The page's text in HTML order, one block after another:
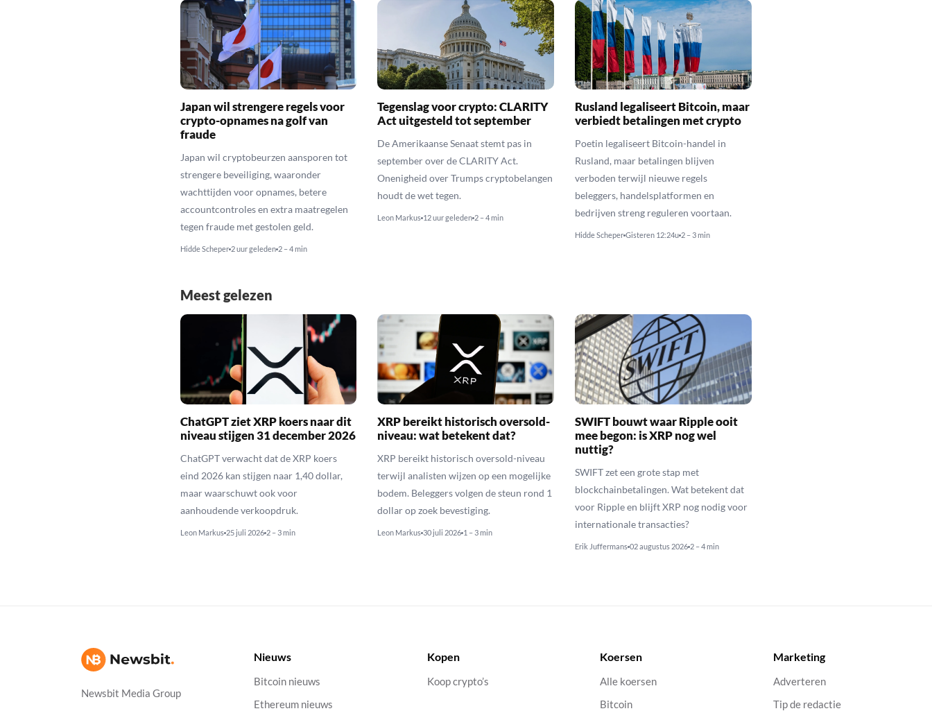
Japan wil strengere regels voor
crypto-opnames na golf van
fraude
Japan wil cryptobeurzen aansporen tot
strengere beveiliging, waaronder
wachttijden voor opnames, betere
accountcontroles en extra maatregelen
tegen fraude met gestolen geld.
Hidde Scheper 2 uur geleden 2 – 4 min
Tegenslag voor crypto: CLARITY
Act uitgesteld tot september
De Amerikaanse Senaat stemt pas in
september over de CLARITY Act.
Onenigheid over Trumps cryptobelangen
houdt de wet tegen.
Leon Markus 12 uur geleden 2 – 4 min
Rusland legaliseert Bitcoin, maar
verbiedt betalingen met crypto
Poetin legaliseert Bitcoin-handel in
Rusland, maar betalingen blijven
verboden terwijl nieuwe regels
beleggers, handelsplatformen en
bedrijven streng reguleren voortaan.
Hidde Scheper Gisteren 12:24u 2 – 3 min
Meest gelezen
ChatGPT ziet XRP koers naar dit
niveau stijgen 31 december 2026
ChatGPT verwacht dat de XRP koers
eind 2026 kan stijgen naar 1,40 dollar,
maar waarschuwt ook voor
aanhoudende verkoopdruk.
Leon Markus 25 juli 2026 2 – 3 min
XRP bereikt historisch oversold-
niveau: wat betekent dat?
XRP bereikt historisch oversold-niveau
terwijl analisten wijzen op een mogelijke
bodem. Beleggers volgen de steun rond 1
dollar op zoek bevestiging.
Leon Markus 30 juli 2026 1 – 3 min
SWIFT bouwt waar Ripple ooit
mee begon: is XRP nog wel
nuttig?
SWIFT zet een grote stap met
blockchainbetalingen. Wat betekent dat
voor Ripple en blijft XRP nog nodig voor
internationale transacties?
Erik Juffermans 02 augustus 2026 2 – 4 min
Newsbit Media Group
Nieuws
Bitcoin nieuws
Ethereum nieuws
Kopen
Koop crypto’s
Koersen
Alle koersen
Bitcoin
Marketing
Adverteren
Tip de redactie